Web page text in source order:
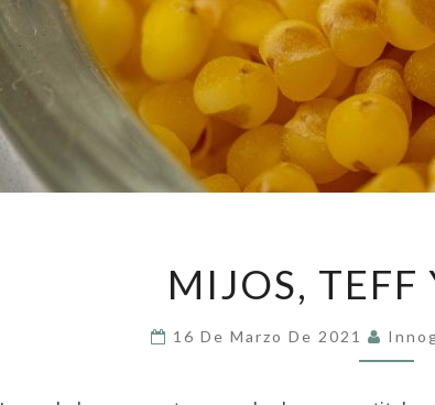
MIJOS, TEFF
16 De Marzo De 2021